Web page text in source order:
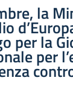
la
per la
per